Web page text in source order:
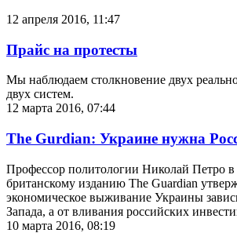
12 апреля 2016, 11:47
Прайс на протесты
Мы наблюдаем столкновение двух
двух систем.
12 марта 2016, 07:44
The Gurdian: Украине нужна
Профессор политологии Николай Петро в
британскому изданию The Guardian
экономическое выживание Украины
Запада, а от вливания российских
10 марта 2016, 08:19